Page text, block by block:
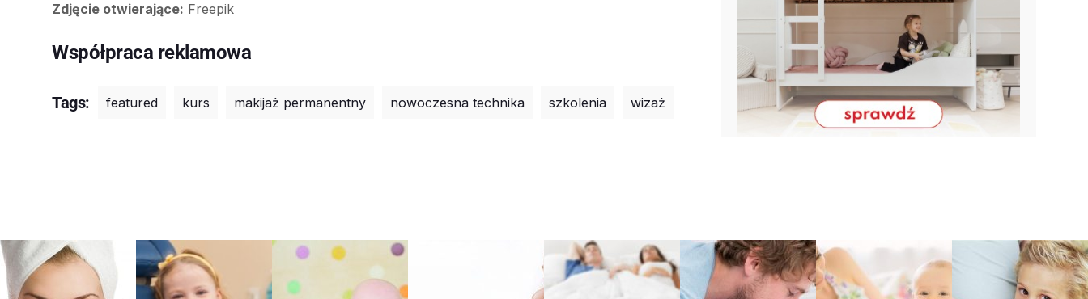
Zdjęcie otwierające: Freepik
Współpraca reklamowa
Tags: featured kurs makijaż permanentny nowoczesna technika szkolenia wizaż